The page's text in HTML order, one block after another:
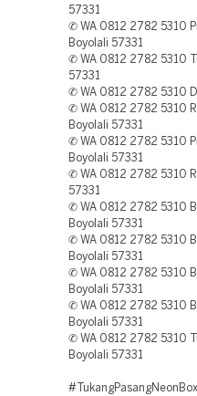
57331
✆ WA 0812 2782 5310
Boyolali 57331
✆ WA 0812 2782 5310
57331
✆ WA 0812 2782 5310
✆ WA 0812 2782 5310
Boyolali 57331
✆ WA 0812 2782 5310
Boyolali 57331
✆ WA 0812 2782 5310
57331
✆ WA 0812 2782 5310
Boyolali 57331
✆ WA 0812 2782 5310
Boyolali 57331
✆ WA 0812 2782 5310
Boyolali 57331
✆ WA 0812 2782 5310
Boyolali 57331
✆ WA 0812 2782 5310
Boyolali 57331